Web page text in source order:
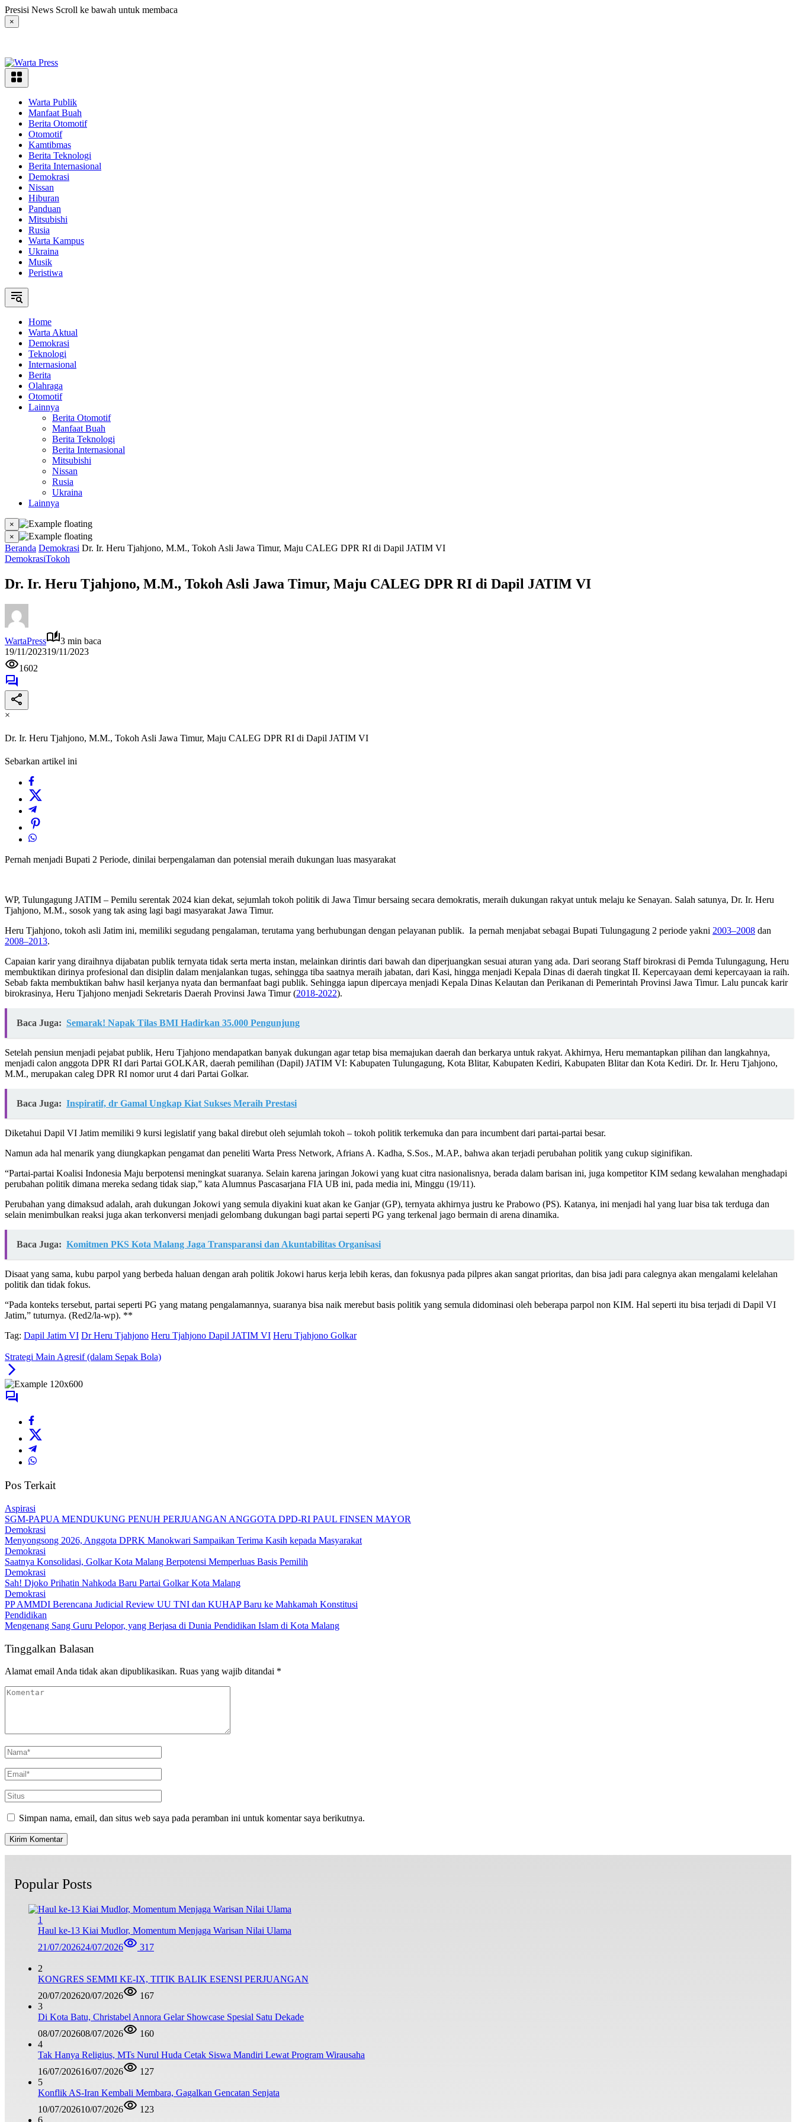
Langsung
ke
konten
Presisi News Scroll ke bawah untuk membaca
×
Warta Publik
Manfaat Buah
Berita Otomotif
Otomotif
Kamtibmas
Berita Teknologi
Berita Internasional
Demokrasi
Nissan
Hiburan
Panduan
Mitsubishi
Rusia
Warta Kampus
Ukraina
Musik
Peristiwa
Home
Warta Aktual
Demokrasi
Teknologi
Internasional
Berita
Olahraga
Otomotif
Lainnya
Berita Otomotif
Manfaat Buah
Berita Teknologi
Berita Internasional
Mitsubishi
Nissan
Rusia
Ukraina
Lainnya
×
×
Beranda Demokrasi Dr. Ir. Heru Tjahjono, M.M., Tokoh Asli Jawa Timur, Maju CALEG DPR RI di Dapil JATIM VI
DemokrasiTokoh
Dr. Ir. Heru Tjahjono, M.M., Tokoh Asli Jawa Timur, Maju CALEG DPR RI di Dapil JATIM VI
WartaPress
3 min baca
19/11/202319/11/2023
1602
×
Dr. Ir. Heru Tjahjono, M.M., Tokoh Asli Jawa Timur, Maju CALEG DPR RI di Dapil JATIM VI
Sebarkan artikel ini
Pernah menjadi Bupati 2 Periode, dinilai berpengalaman dan potensial meraih dukungan luas masyarakat
WP, Tulungagung JATIM – Pemilu serentak 2024 kian dekat, sejumlah tokoh politik di Jawa Timur bersaing secara demokratis, meraih dukungan rakyat untuk melaju ke Senayan. Salah satunya, Dr. Ir. Heru
Tjahjono, M.M., sosok yang tak asing lagi bagi masyarakat Jawa Timur.
Heru Tjahjono, tokoh asli Jatim ini, memiliki segudang pengalaman, terutama yang berhubungan dengan pelayanan publik. Ia pernah menjabat sebagai Bupati Tulungagung 2 periode yakni 2003–2008 dan
2008–2013.
Capaian karir yang diraihnya dijabatan publik ternyata tidak serta merta instan, melainkan dirintis dari bawah dan diperjuangkan sesuai aturan yang ada. Dari seorang Staff birokrasi di Pemda Tulungagung, Heru
membuktikan dirinya profesional dan disiplin dalam menjalankan tugas, sehingga tiba saatnya meraih jabatan, dari Kasi, hingga menjadi Kepala Dinas di daerah tingkat II. Kepercayaan demi kepercayaan ia raih.
Sebab fakta membuktikan bahw hasil kerjanya nyata dan bermanfaat bagi publik. Sehingga iapun dipercaya menjadi Kepala Dinas Kelautan dan Perikanan di Pemerintah Provinsi Jawa Timur. Lalu puncak karir
birokrasinya, Heru Tjahjono menjadi Sekretaris Daerah Provinsi Jawa Timur (2018-2022).
Baca Juga: Semarak! Napak Tilas BMI Hadirkan 35.000 Pengunjung
Setelah pensiun menjadi pejabat publik, Heru Tjahjono mendapatkan banyak dukungan agar tetap bisa memajukan daerah dan berkarya untuk rakyat. Akhirnya, Heru memantapkan pilihan dan langkahnya,
menjadi calon anggota DPR RI dari Partai GOLKAR, daerah pemilihan (Dapil) JATIM VI: Kabupaten Tulungagung, Kota Blitar, Kabupaten Kediri, Kabupaten Blitar dan Kota Kediri. Dr. Ir. Heru Tjahjono,
M.M., merupakan caleg DPR RI nomor urut 4 dari Partai Golkar.
Baca Juga: Inspiratif, dr Gamal Ungkap Kiat Sukses Meraih Prestasi
Diketahui Dapil VI Jatim memiliki 9 kursi legislatif yang bakal direbut oleh sejumlah tokoh – tokoh politik terkemuka dan para incumbent dari partai-partai besar.
Namun ada hal menarik yang diungkapkan pengamat dan peneliti Warta Press Network, Afrians A. Kadha, S.Sos., M.AP., bahwa akan terjadi perubahan politik yang cukup siginifikan.
“Partai-partai Koalisi Indonesia Maju berpotensi meningkat suaranya. Selain karena jaringan Jokowi yang kuat citra nasionalisnya, berada dalam barisan ini, juga kompetitor KIM sedang kewalahan menghadapi
perubahan politik dimana mereka sedang tidak siap,” kata Alumnus Pascasarjana FIA UB ini, pada media ini, Minggu (19/11).
Perubahan yang dimaksud adalah, arah dukungan Jokowi yang semula diyakini kuat akan ke Ganjar (GP), ternyata akhirnya justru ke Prabowo (PS). Katanya, ini menjadi hal yang luar bisa tak terduga dan
selain menimbulkan reaksi juga akan terkonversi menjadi gelombang dukungan bagi partai seperti PG yang terkenal jago bermain di arena dinamika.
Baca Juga: Komitmen PKS Kota Malang Jaga Transparansi dan Akuntabilitas Organisasi
Disaat yang sama, kubu parpol yang berbeda haluan dengan arah politik Jokowi harus kerja lebih keras, dan fokusnya pada pilpres akan sangat prioritas, dan bisa jadi para calegnya akan mengalami kelelahan
politik dan tidak fokus.
“Pada konteks tersebut, partai seperti PG yang matang pengalamannya, suaranya bisa naik merebut basis politik yang semula didominasi oleh beberapa parpol non KIM. Hal seperti itu bisa terjadi di Dapil VI
Jatim,” tuturnya. (Red2/la-wp). **
Tag: Dapil Jatim VI Dr Heru Tjahjono Heru Tjahjono Dapil JATIM VI Heru Tjahjono Golkar
Strategi Main Agresif (dalam Sepak Bola)
Pos Terkait
Aspirasi
SGM-PAPUA MENDUKUNG PENUH PERJUANGAN ANGGOTA DPD-RI PAUL FINSEN MAYOR
Demokrasi
Menyongsong 2026, Anggota DPRK Manokwari Sampaikan Terima Kasih kepada Masyarakat
Demokrasi
Saatnya Konsolidasi, Golkar Kota Malang Berpotensi Memperluas Basis Pemilih
Demokrasi
Sah! Djoko Prihatin Nahkoda Baru Partai Golkar Kota Malang
Demokrasi
PP AMMDI Berencana Judicial Review UU TNI dan KUHAP Baru ke Mahkamah Konstitusi
Pendidikan
Mengenang Sang Guru Pelopor, yang Berjasa di Dunia Pendidikan Islam di Kota Malang
Tinggalkan Balasan
Alamat email Anda tidak akan dipublikasikan. Ruas yang wajib ditandai *
Simpan nama, email, dan situs web saya pada peramban ini untuk komentar saya berikutnya.
Popular Posts
1
Haul ke-13 Kiai Mudlor, Momentum Menjaga Warisan Nilai Ulama
21/07/202624/07/2026 317
2
KONGRES SEMMI KE-IX, TITIK BALIK ESENSI PERJUANGAN
20/07/202620/07/2026
167
3
Di Kota Batu, Christabel Annora Gelar Showcase Spesial Satu Dekade
08/07/202608/07/2026
160
4
Tak Hanya Religius, MTs Nurul Huda Cetak Siswa Mandiri Lewat Program Wirausaha
16/07/202616/07/2026
127
5
Konflik AS-Iran Kembali Membara, Gagalkan Gencatan Senjata
10/07/202610/07/2026
123
6